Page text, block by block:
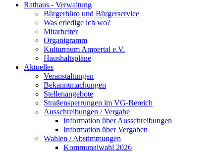
Rathaus - Verwaltung
Bürgerbüro und Bürgerservice
Was erledige ich wo?
Mitarbeiter
Organigramm
Kulturraum Ampertal e.V.
Haushaltspläne
Aktuelles
Veranstaltungen
Bekanntmachungen
Stellenangebote
Straßensperrungen im VG-Bereich
Ausschreibungen / Vergabe
Information über Ausschreibungen
Information über Vergaben
Wahlen / Abstimmungen
Kommunalwahl 2026